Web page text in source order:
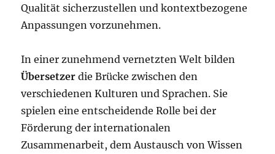
Qualität sicherzustellen und kontextbezogene
Anpassungen vorzunehmen.
In einer zunehmend vernetzten Welt bilden
Übersetzer die Brücke zwischen den
verschiedenen Kulturen und Sprachen. Sie
spielen eine entscheidende Rolle bei der
Förderung der internationalen
Zusammenarbeit, dem Austausch von Wissen